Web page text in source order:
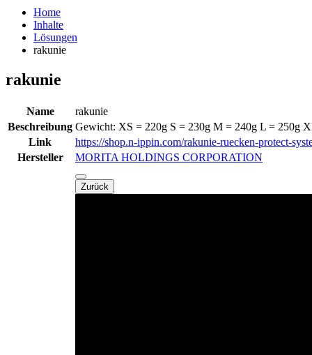
Home
Inhalte
Lösungen
rakunie
rakunie
Name
rakunie
Beschreibung Gewicht: XS = 220g S = 230g M = 240g L = 250g
Link
https://shop.n-ippin.com/rakunie-ruecken-protect-
Hersteller
MORITA HOLDINGS CORPORATION
Zurück